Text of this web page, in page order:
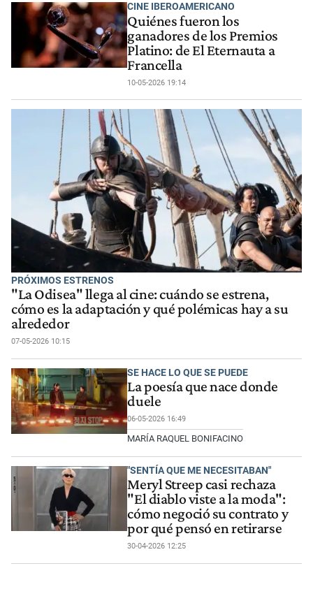
CINE IBEROAMERICANO
Quiénes fueron los
ganadores de los Premios
Platino: de El Eternauta a
Francella
10-05-2026 19:14
PRÓXIMOS ESTRENOS
"La Odisea" llega al cine: cuándo se estrena,
cómo es la adaptación y qué polémicas hay a su
alrededor
07-05-2026 10:15
SE HACE LO QUE SE PUEDE
La poesía que nace donde
duele
06-05-2026 16:49
MARÍA RAQUEL BONIFACINO
"SENTÍA QUE ME NECESITABAN"
Meryl Streep casi rechaza
"El diablo viste a la moda":
cómo negoció su contrato y
por qué pensó en retirarse
30-04-2026 12:25